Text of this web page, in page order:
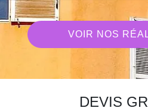
VOIR NOS
DEVIS